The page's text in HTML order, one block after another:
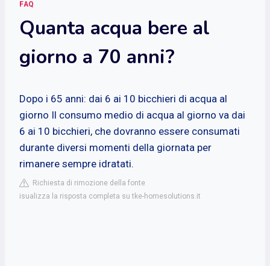
FAQ
Quanta acqua bere al
giorno a 70 anni?
Dopo i 65 anni: dai 6 ai 10 bicchieri di acqua al
giorno Il consumo medio di acqua al giorno va dai
6 ai 10 bicchieri, che dovranno essere consumati
durante diversi momenti della giornata per
rimanere sempre idratati.
Richiesta di rimozione della fonte
isualizza la risposta completa su tke-homesolutions.it